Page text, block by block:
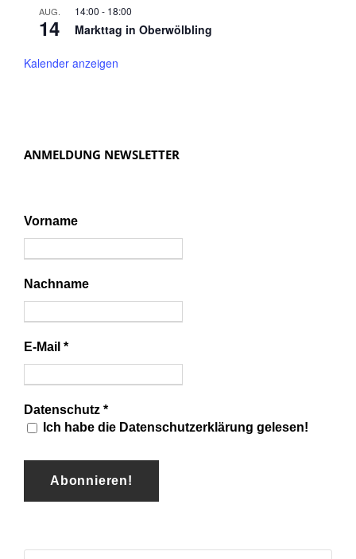
AUG.
14
14:00 - 18:00
Markttag in Oberwölbling
Kalender anzeigen
ANMELDUNG NEWSLETTER
Vorname
Nachname
E-Mail *
Datenschutz *
Ich habe die Datenschutzerklärung gelesen!